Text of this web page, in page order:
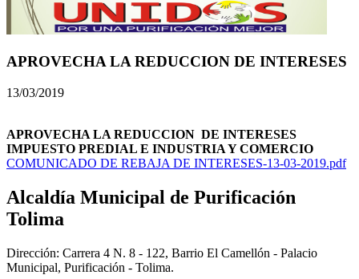
APROVECHA LA REDUCCION DE INTERESES
13/03/2019
APROVECHA LA REDUCCION DE INTERESES
IMPUESTO PREDIAL E INDUSTRIA Y COMERCIO
COMUNICADO DE REBAJA DE INTERESES-13-03-2019.pdf
Alcaldía Municipal de Purificación
Tolima
Dirección: Carrera 4 N. 8 - 122, Barrio El Camellón - Palacio
Municipal, Purificación - Tolima.